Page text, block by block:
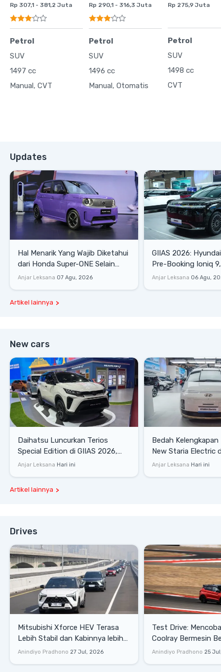
Rp 307,1 - 381,2 Juta
Petrol
SUV
1497 cc
Manual, CVT
Rp 290,1 - 316,3 Juta
Petrol
SUV
1496 cc
Manual, Otomatis
Rp 275,9 Juta
Petrol
SUV
1498 cc
CVT
Updates
Hal Menarik Yang Wajib Diketahui
dari Honda Super-ONE Selain
Harga
Anjar Leksana 07 Agu, 2026
GIIAS 2026:
Pre-Booking Ioniq
Rp1,49 Miliar
Anjar Leksana 06 Agu,
Artikel lainnya
New cars
Daihatsu Luncurkan Terios
Special Edition di GIIAS 2026,
Stok Terbatas
Anjar Leksana Hari ini
Bedah Kelengkapan
New Staria Electric
yang Dikenalkan di
Anjar Leksana Hari ini
Artikel lainnya
Drives
Mitsubishi Xforce HEV Terasa
Lebih Stabil dan Kabinnya lebih
Senyap
Anindiyo Pradhono 27 Jul, 2026
Test Drive: Mencoba Geely
Coolray Bermesin
di Sirkuit Mandalika
Anindiyo Pradhono 25